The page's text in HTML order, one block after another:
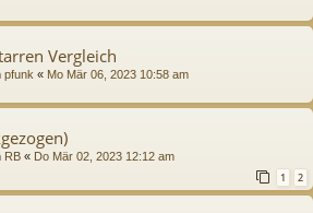
Vergleich
pfunk « Mo Mär 06, 2023 10:58 am
RB « Do Mär 02, 2023 12:12 am
1 2